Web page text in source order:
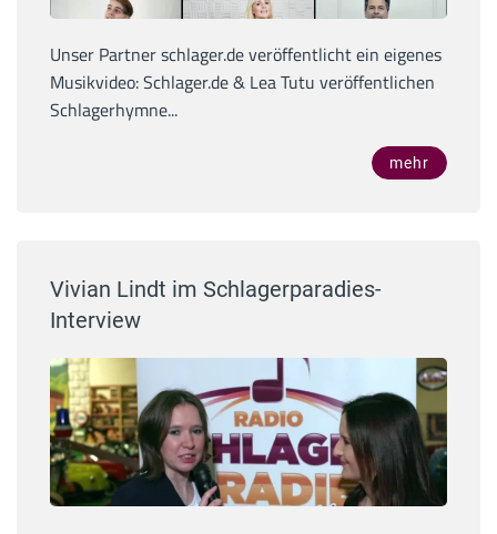
Unser Partner schlager.de veröffentlicht ein eigenes
Musikvideo: Schlager.de & Lea Tutu veröffentlichen
Schlagerhymne...
mehr
Vivian Lindt im Schlagerparadies-
Interview